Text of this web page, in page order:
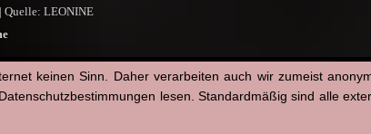
Quelle: LEONINE
WhatsApp
Facebook
X Tumblr
Pinterest
Teilen
keinen Sinn. Daher verarbeiten auch wir zumeist
lesen. Standardmäßig sind alle